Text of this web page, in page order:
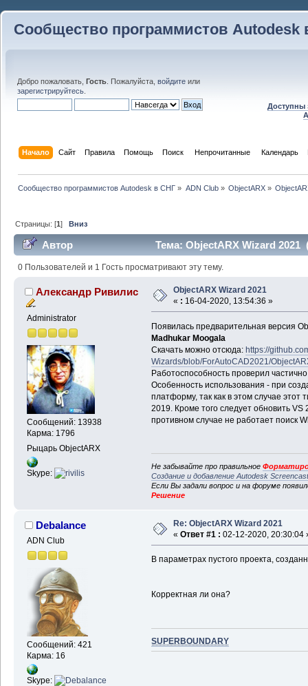
Сообщество программистов Autodesk
Добро пожаловать, Гость . Пожалуйста, войдите или
зарегистрируйтесь
Доступны
Начало Сайт Правила Помощь Поиск Непрочитанные Календарь
Сообщество программистов Autodesk в СНГ » ADN Club» ObjectARX»
Страницы: [1]Вниз
Автор Тема: ObjectARX Wizard 2021
0 Пользователей и 1 Гость просматривают эту тему.
Александр Ривилис
Administrator
Сообщений: 13938
Карма: 1796
Рыцарь ObjectARX
Skype:
ObjectARX Wizard 2021
« : 16-04-2020, 13:54:36 »
Появилась предварительная версия
Madhukar Moogala
Скачать можно отсюда: https://
Wizards/blob/ForAutoCAD2021/
Работоспособность проверил
Особенность использования - при
платформу, так как в этом случае этот
2019. Кроме того следует обновить VS
противном случае не работает поиск
Не забывайте про правильное
Создание и добавление Autodesk
Если Вы задали вопрос и на форуме
Решение
Debalance
ADN Club
Сообщений: 421
Карма: 16
Skype:
Re: ObjectARX Wizard 2021
« Ответ #1 : 02-12-2020, 20:30:04
В параметрах пустого проекта,
Корректная ли она?
SUPERBOUNDARY